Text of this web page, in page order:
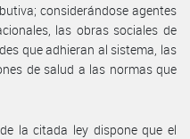
considerándose agentes
las obras sociales de
que adhieran al sistema, las
de salud a las normas que
la citada ley dispone que el